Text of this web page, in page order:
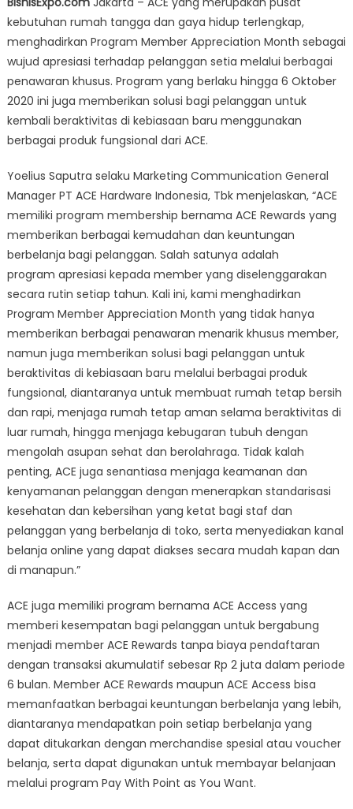
Hadirkan
Program
Apresiasi
Member
Dan
Penawaran
Khusus
kebutuhan rumah tangga dan gaya hidup terlengkap,
menghadirkan Program Member Appreciation Month sebagai
wujud apresiasi terhadap pelanggan setia melalui berbagai
penawaran khusus. Program yang berlaku hingga 6 Oktober
2020 ini juga memberikan solusi bagi pelanggan untuk
kembali beraktivitas di kebiasaan baru menggunakan
berbagai produk fungsional dari ACE.
Yoelius Saputra selaku Marketing Communication General
Manager PT ACE Hardware Indonesia, Tbk menjelaskan, “ACE
memiliki program membership bernama ACE Rewards yang
memberikan berbagai kemudahan dan keuntungan
berbelanja bagi pelanggan. Salah satunya adalah
program apresiasi kepada member yang diselenggarakan
secara rutin setiap tahun. Kali ini, kami menghadirkan
Program Member Appreciation Month yang tidak hanya
memberikan berbagai penawaran menarik khusus member,
namun juga memberikan solusi bagi pelanggan untuk
beraktivitas di kebiasaan baru melalui berbagai produk
fungsional, diantaranya untuk membuat rumah tetap bersih
dan rapi, menjaga rumah tetap aman selama beraktivitas di
luar rumah, hingga menjaga kebugaran tubuh dengan
mengolah asupan sehat dan berolahraga. Tidak kalah
penting, ACE juga senantiasa menjaga keamanan dan
kenyamanan pelanggan dengan menerapkan standarisasi
kesehatan dan kebersihan yang ketat bagi staf dan
pelanggan yang berbelanja di toko, serta menyediakan kanal
belanja online yang dapat diakses secara mudah kapan dan
di manapun.”
ACE juga memiliki program bernama ACE Access yang
memberi kesempatan bagi pelanggan untuk bergabung
menjadi member ACE Rewards tanpa biaya pendaftaran
dengan transaksi akumulatif sebesar Rp 2 juta dalam periode
6 bulan. Member ACE Rewards maupun ACE Access bisa
memanfaatkan berbagai keuntungan berbelanja yang lebih,
diantaranya mendapatkan poin setiap berbelanja yang
dapat ditukarkan dengan merchandise spesial atau voucher
belanja, serta dapat digunakan untuk membayar belanjaan
melalui program Pay With Point as You Want.